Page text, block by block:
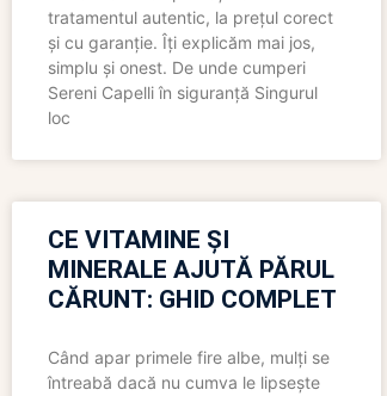
tratamentul autentic, la prețul corect
și cu garanție. Îți explicăm mai jos,
simplu și onest. De unde cumperi
Sereni Capelli în siguranță Singurul
loc
CE VITAMINE ȘI
MINERALE AJUTĂ PĂRUL
CĂRUNT: GHID COMPLET
Când apar primele fire albe, mulți se
întreabă dacă nu cumva le lipsește